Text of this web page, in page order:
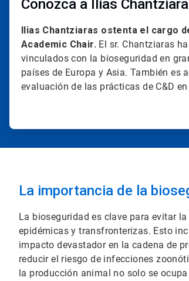
Conozca a Ilias
Ilias Chantziaras ostenta el cargo
Academic Chair. El sr. Chantziaras
vinculados con la bioseguridad en
países de Europa y Asia. También es
evaluación de las prácticas de C&D
La importancia de la
La bioseguridad es clave para evitar
epidémicas y transfronterizas. Esto
impacto devastador en la cadena de
reducir el riesgo de infecciones
la producción animal no solo se